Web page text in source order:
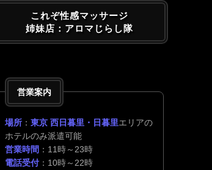
これぞ性感マッサージ
姉妹店：アロマじらし隊
営業案内
場所 ： 東京 西日暮里・日暮里エリアの
ホテルのみ派遣可能
営業時間 ：11時～23時
電話受付：10時～22時